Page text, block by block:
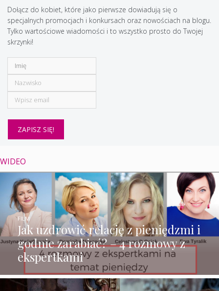
Dołącz do kobiet, które jako pierwsze dowiadują się o
specjalnych promocjach i konkursach oraz nowościach na blogu.
Tylko wartościowe wiadomości i to wszystko prosto do Twojej
skrzynki!
WIDEO
Jak uzdrowić relację z pieniędzmi i
godnie zarabiać? – 4 rozmowy z
ekspertkami
FILM